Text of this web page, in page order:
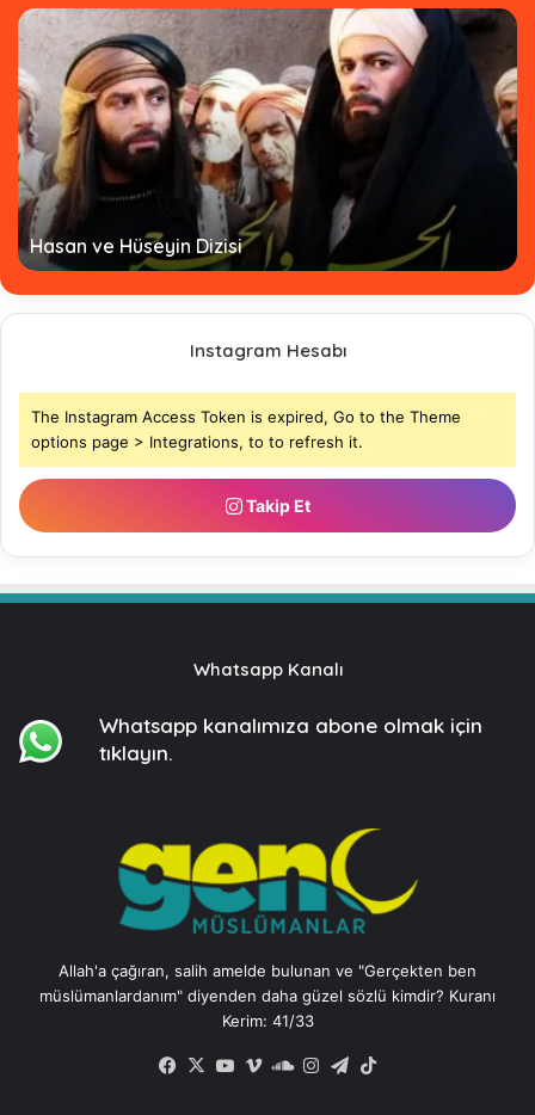
Hz. Ömer Dizisi Türkçe Altyazılı - Tamamı
Instagram Hesabı
The Instagram Access Token is expired, Go to the Theme
options page > Integrations, to to refresh it.
Takip Et
Whatsapp Kanalı
Whatsapp kanalımıza abone olmak için
tıklayın.
Allah'a çağıran, salih amelde bulunan ve "Gerçekten ben
müslümanlardanım" diyenden daha güzel sözlü kimdir? Kuranı
Kerim: 41/33
Facebook
X YouTube
VimeoSoundCloud
Instagram
Telegram